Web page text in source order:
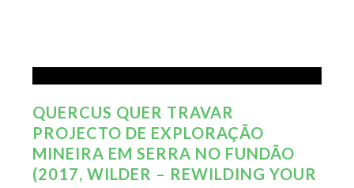
QUERCUS QUER TRAVAR
PROJECTO DE EXPLORAÇÃO
MINEIRA EM SERRA NO FUNDÃO
(2017, WILDER – REWILDING YOUR